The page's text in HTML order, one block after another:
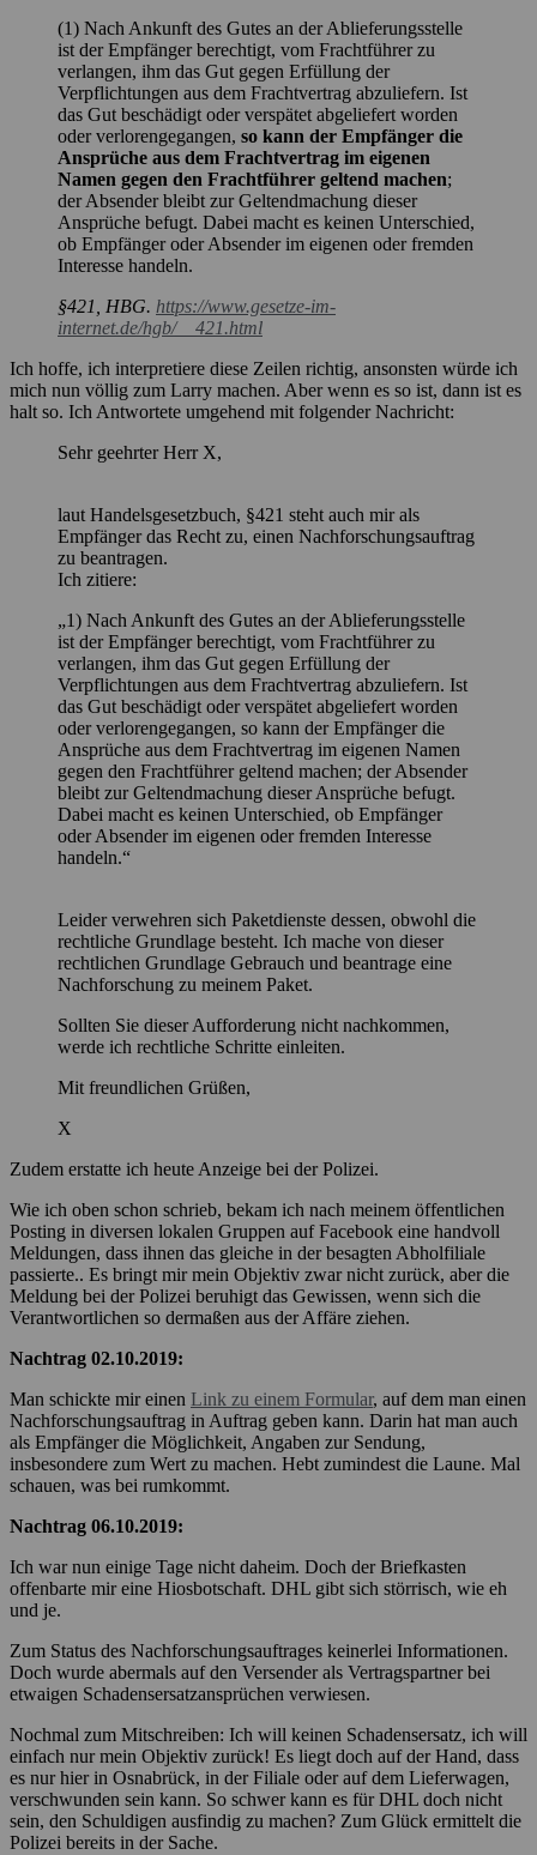
(1) Nach Ankunft des Gutes an der Ablieferungsstelle
ist der Empfänger berechtigt, vom Frachtführer zu
verlangen, ihm das Gut gegen Erfüllung der
Verpflichtungen aus dem Frachtvertrag abzuliefern. Ist
das Gut beschädigt oder verspätet abgeliefert worden
oder verlorengegangen, so kann der Empfänger die
Ansprüche aus dem Frachtvertrag im eigenen
Namen gegen den Frachtführer geltend machen;
der Absender bleibt zur Geltendmachung dieser
Ansprüche befugt. Dabei macht es keinen Unterschied,
ob Empfänger oder Absender im eigenen oder fremden
Interesse handeln.
§421, HBG. https://www.gesetze-im-
internet.de/hgb/__421.html
Ich hoffe, ich interpretiere diese Zeilen richtig, ansonsten würde ich
mich nun völlig zum Larry machen. Aber wenn es so ist, dann ist es
halt so. Ich Antwortete umgehend mit folgender Nachricht:
Sehr geehrter Herr X,
laut Handelsgesetzbuch, §421 steht auch mir als
Empfänger das Recht zu, einen Nachforschungsauftrag
zu beantragen.
Ich zitiere:
„1) Nach Ankunft des Gutes an der Ablieferungsstelle
ist der Empfänger berechtigt, vom Frachtführer zu
verlangen, ihm das Gut gegen Erfüllung der
Verpflichtungen aus dem Frachtvertrag abzuliefern. Ist
das Gut beschädigt oder verspätet abgeliefert worden
oder verlorengegangen, so kann der Empfänger die
Ansprüche aus dem Frachtvertrag im eigenen Namen
gegen den Frachtführer geltend machen; der Absender
bleibt zur Geltendmachung dieser Ansprüche befugt.
Dabei macht es keinen Unterschied, ob Empfänger
oder Absender im eigenen oder fremden Interesse
handeln.“
Leider verwehren sich Paketdienste dessen, obwohl die
rechtliche Grundlage besteht. Ich mache von dieser
rechtlichen Grundlage Gebrauch und beantrage eine
Nachforschung zu meinem Paket.
Sollten Sie dieser Aufforderung nicht nachkommen,
werde ich rechtliche Schritte einleiten.
Mit freundlichen Grüßen,
X
Zudem erstatte ich heute Anzeige bei der Polizei.
Wie ich oben schon schrieb, bekam ich nach meinem öffentlichen
Posting in diversen lokalen Gruppen auf Facebook eine handvoll
Meldungen, dass ihnen das gleiche in der besagten Abholfiliale
passierte.. Es bringt mir mein Objektiv zwar nicht zurück, aber die
Meldung bei der Polizei beruhigt das Gewissen, wenn sich die
Verantwortlichen so dermaßen aus der Affäre ziehen.
Nachtrag 02.10.2019:
Man schickte mir einen Link zu einem Formular, auf dem man einen
Nachforschungsauftrag in Auftrag geben kann. Darin hat man auch
als Empfänger die Möglichkeit, Angaben zur Sendung,
insbesondere zum Wert zu machen. Hebt zumindest die Laune. Mal
schauen, was bei rumkommt.
Nachtrag 06.10.2019:
Ich war nun einige Tage nicht daheim. Doch der Briefkasten
offenbarte mir eine Hiosbotschaft. DHL gibt sich störrisch, wie eh
und je.
Zum Status des Nachforschungsauftrages keinerlei Informationen.
Doch wurde abermals auf den Versender als Vertragspartner bei
etwaigen Schadensersatzansprüchen verwiesen.
Nochmal zum Mitschreiben: Ich will keinen Schadensersatz, ich will
einfach nur mein Objektiv zurück! Es liegt doch auf der Hand, dass
es nur hier in Osnabrück, in der Filiale oder auf dem Lieferwagen,
verschwunden sein kann. So schwer kann es für DHL doch nicht
sein, den Schuldigen ausfindig zu machen? Zum Glück ermittelt die
Polizei bereits in der Sache.